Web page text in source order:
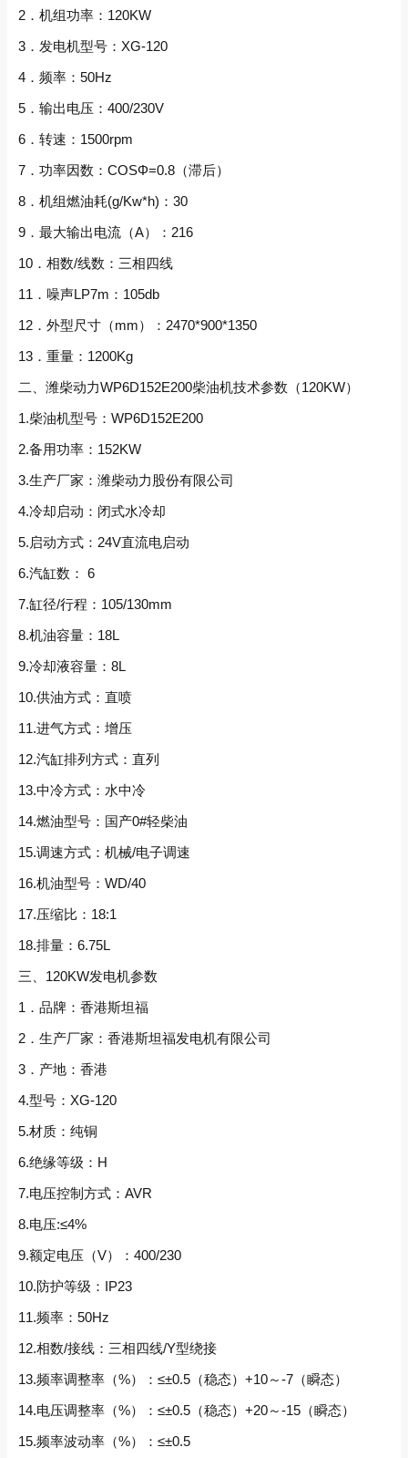
2．机组功率：120KW
3．发电机型号：XG-120
4．频率：50Hz
5．输出电压：400/230V
6．转速：1500rpm
7．功率因数：COSΦ=0.8（滞后）
8．机组燃油耗(g/Kw*h)：30
9．最大输出电流（A）：216
10．相数/线数：三相四线
11．噪声LP7m：105db
12．外型尺寸（mm）：2470*900*1350
13．重量：1200Kg
二、潍柴动力WP6D152E200柴油机技术参数（120KW）
1.柴油机型号：WP6D152E200
2.备用功率：152KW
3.生产厂家：潍柴动力股份有限公司
4.冷却启动：闭式水冷却
5.启动方式：24V直流电启动
6.汽缸数： 6
7.缸径/行程：105/130mm
8.机油容量：18L
9.冷却液容量：8L
10.供油方式：直喷
11.进气方式：增压
12.汽缸排列方式：直列
13.中冷方式：水中冷
14.燃油型号：国产0#轻柴油
15.调速方式：机械/电子调速
16.机油型号：WD/40
17.压缩比：18:1
18.排量：6.75L
三、120KW发电机参数
1．品牌：香港斯坦福
2．生产厂家：香港斯坦福发电机有限公司
3．产地：香港
4.型号：XG-120
5.材质：纯铜
6.绝缘等级：H
7.电压控制方式：AVR
8.电压:≤4%
9.额定电压（V）：400/230
10.防护等级：IP23
11.频率：50Hz
12.相数/接线：三相四线/Y型绕接
13.频率调整率（%）：≤±0.5（稳态）+10～-7（瞬态）
14.电压调整率（%）：≤±0.5（稳态）+20～-15（瞬态）
15.频率波动率（%）：≤±0.5